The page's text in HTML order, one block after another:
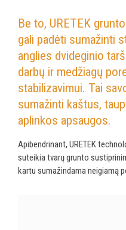
Be to, URETEK
gali padėti sumažinti
anglies dvideginio
darbų ir medžiagų
stabilizavimui. Tai
sumažinti kaštus,
aplinkos apsaugos.
Apibendrinant, URETEK
suteikia tvarų grunto
kartu sumažindama neigiamą